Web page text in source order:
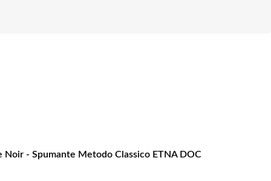
Noir - Spumante Metodo Classico ETNA DOC